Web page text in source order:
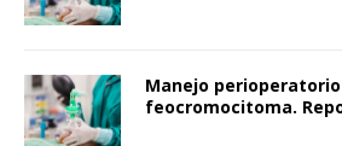
Manejo
feocromocitoma.